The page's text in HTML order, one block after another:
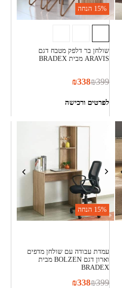
15% הנחה
שולחן בר דלפק מטבח דגם
ARAVIS מבית BRADEX
₪399
₪338
לפרטים ורכישה
15% הנחה
עמדת עבודה עם שולחן מדפים
וארון דגם BOLZEN מבית
BRADEX
₪399
₪338